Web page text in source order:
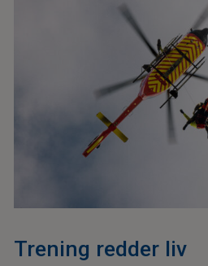
Trening redder liv